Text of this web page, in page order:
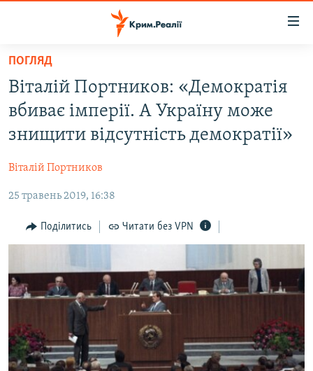
Перейти
основного
матеріалу
до
основної
Перейти
пошуку
ВОДА.КРИМ
БЛОГИ
ПОГЛЯД
ІНТЕРВ'Ю
СПЕЦПРОЕКТИ
ДЕПОРТАЦІЯ
ВІДЕОУРОКИ «ELIFBE»
СВІДЧЕННЯ ОКУПАЦІЇ
ЯК ОБІЙТИ БЛОКУВАННЯ
Русский
Qırımtatar
ПОГЛЯД
Віталій Портников: «Демократія
вбиває імперії. А Україну може
знищити відсутність демократії»
Віталій Портников
25 травень 2019, 16:38
Поділитись Читати без VPN